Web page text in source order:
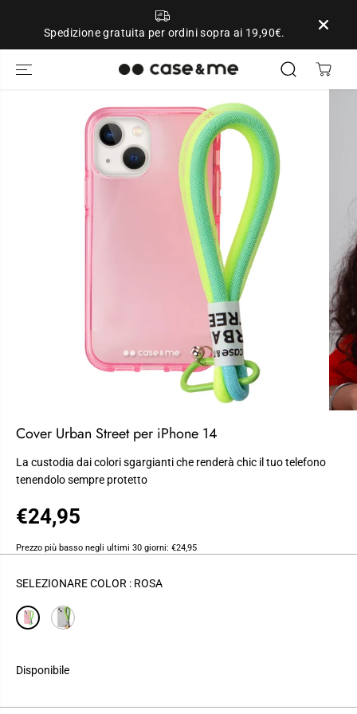
Spedizione gratuita per ordini sopra ai 19,90€.
Cover Urban Street per iPhone 14
La custodia dai colori sgargianti che renderà chic il tuo telefono
tenendolo sempre protetto
P
R
Z
O
R
G
€24,95
Prezzo più basso negli ultimi 30 giorni: €24,95
SELEZIONARE COLOR : ROSA
Disponibile